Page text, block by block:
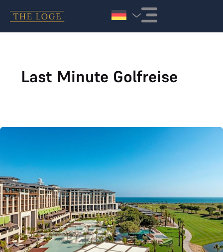
Last Minute Golfreise